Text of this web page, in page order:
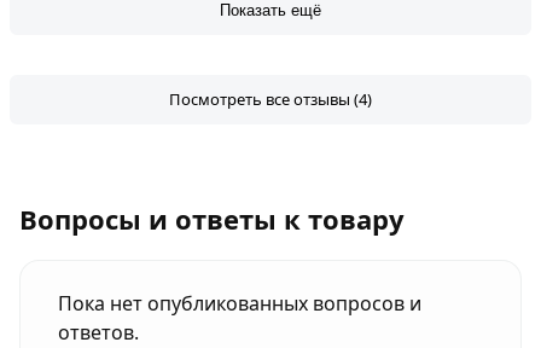
Показать ещё
Посмотреть все отзывы (4)
Вопросы и ответы к товару
Пока нет опубликованных вопросов и
ответов.